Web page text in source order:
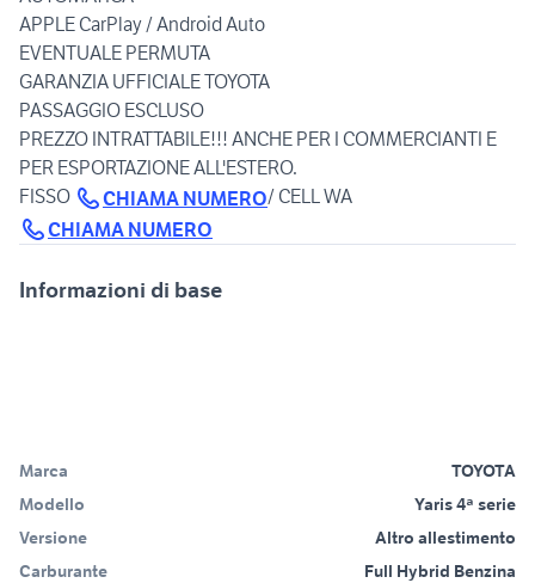
APPLE CarPlay / Android Auto
EVENTUALE PERMUTA
GARANZIA UFFICIALE TOYOTA
PASSAGGIO ESCLUSO
PREZZO INTRATTABILE!!! ANCHE PER I COMMERCIANTI E
PER ESPORTAZIONE ALL'ESTERO.
FISSO
CHIAMA NUMERO/ CELL WA
CHIAMA NUMERO
Informazioni di base
Marca
TOYOTA
Modello
Yaris 4ª serie
Versione
Altro allestimento
Carburante
Full Hybrid Benzina